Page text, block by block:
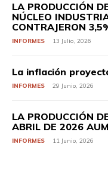
LA PRODUCCIÓN
NÚCLEO
CONTRAJERON
INFORMES 13 Julio, 2026
La inflación
INFORMES 29 Junio, 2026
LA PRODUCCIÓN
ABRIL DE 2026
INFORMES 11 Junio, 2026